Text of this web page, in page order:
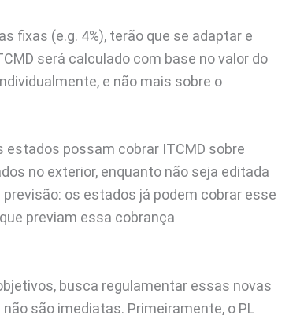
fixas (e.g. 4%), terão que se adaptar e
será calculado com base no valor do
e não mais sobre o
estados possam cobrar ITCMD sobre
no exterior, enquanto não seja editada
os estados já podem cobrar esse
previam essa cobrança
busca regulamentar essas novas
são imediatas. Primeiramente, o PL